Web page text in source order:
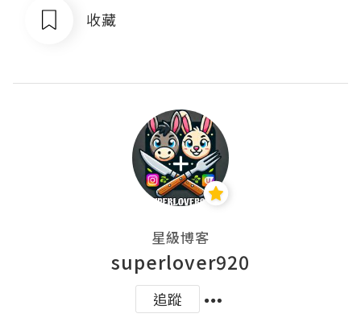
收藏
星級博客
superlover920
追蹤